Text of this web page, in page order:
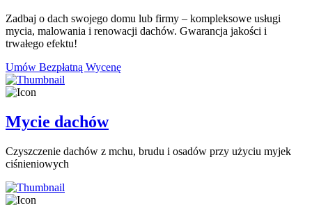
Zadbaj o dach swojego domu lub firmy – kompleksowe usługi
mycia, malowania i renowacji dachów. Gwarancja jakości i
trwałego efektu!
Umów Bezpłatną Wycenę
Mycie dachów
Czyszczenie dachów z mchu, brudu i osadów przy użyciu myjek
ciśnieniowych